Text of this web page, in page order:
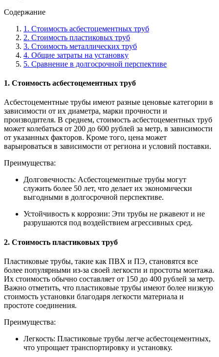
Содержание
1. Стоимость асбестоцементных труб
2. Стоимость пластиковых труб
3. Стоимость металлических труб
4. Общие затраты на установку
5. Сравнение в долгосрочной перспективе
1. Стоимость асбестоцементных труб
Асбестоцементные трубы имеют разные ценовые категории в
зависимости от их диаметра, марки прочности и
производителя. В среднем, стоимость асбестоцементных труб
может колебаться от 200 до 600 рублей за метр, в зависимости
от указанных факторов. Кроме того, цена может
варьироваться в зависимости от региона и условий поставки.
Преимущества:
Долговечность: Асбестоцементные трубы могут
служить более 50 лет, что делает их экономически
выгодными в долгосрочной перспективе.
Устойчивость к коррозии: Эти трубы не ржавеют и не
разрушаются под воздействием агрессивных сред.
2. Стоимость пластиковых труб
Пластиковые трубы, такие как ПВХ и ПЭ, становятся все
более популярными из-за своей легкости и простоты монтажа.
Их стоимость обычно составляет от 150 до 400 рублей за метр.
Важно отметить, что пластиковые трубы имеют более низкую
стоимость установки благодаря легкости материала и
простоте соединения.
Преимущества:
Легкость: Пластиковые трубы легче асбестоцементных,
что упрощает транспортировку и установку.